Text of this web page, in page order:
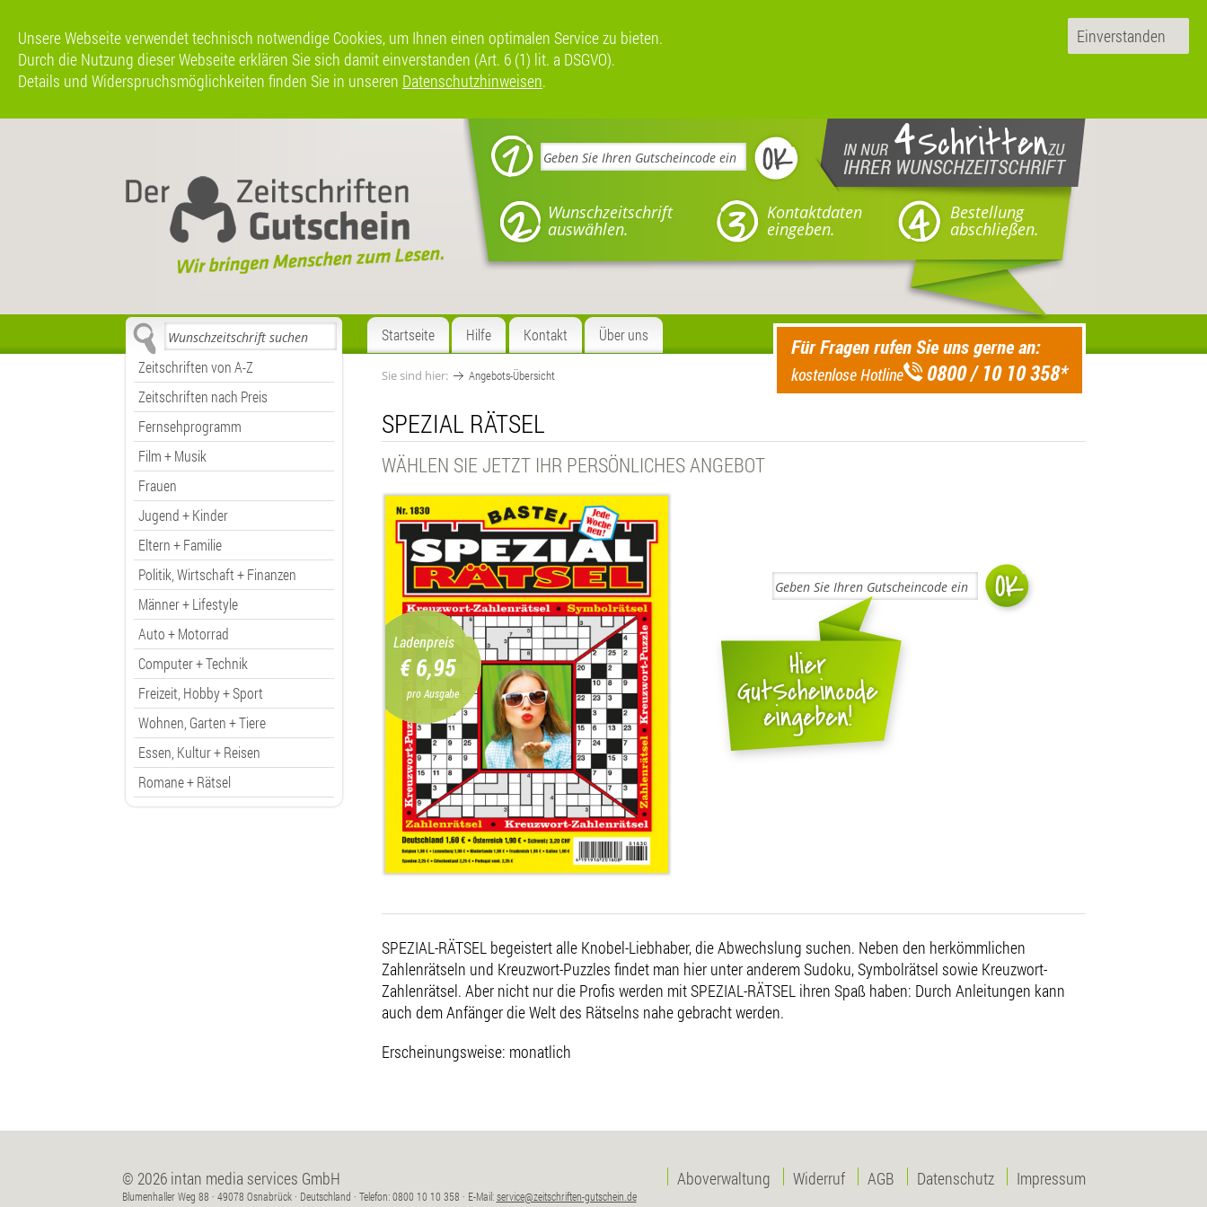
Unsere Webseite verwendet technisch notwendige Cookies, um Ihnen einen optimalen Service zu bieten.
Durch die Nutzung dieser Webseite erklären Sie sich damit einverstanden (Art. 6 (1) lit. a DSGVO).
Details und Widerspruchsmöglichkeiten finden Sie in unseren Datenschutzhinweisen.
Einverstanden
IN NUR 4SchrittenZU
IHRER WUNSCHZEITSCHRIFT
Wunschzeitschrift
auswählen.
Kontaktdaten
eingeben.
Bestellung
abschließen.
Für Fragen rufen Sie uns gerne an:
kostenlose Hotline 0800 / 10 10 358*
Zeitschriften von A-Z
Zeitschriften nach Preis
Fernsehprogramm
Film + Musik
Frauen
Jugend + Kinder
Eltern + Familie
Politik, Wirtschaft + Finanzen
Männer + Lifestyle
Auto + Motorrad
Computer + Technik
Freizeit, Hobby + Sport
Wohnen, Garten + Tiere
Essen, Kultur + Reisen
Romane + Rätsel
Startseite Hilfe Kontakt Über uns
Sie sind hier: Angebots-Übersicht
SPEZIAL RÄTSEL
WÄHLEN SIE JETZT IHR PERSÖNLICHES ANGEBOT
Ladenpreis
€ 6,95
pro Ausgabe
SPEZIAL-RÄTSEL begeistert alle Knobel-Liebhaber, die Abwechslung suchen. Neben den herkömmlichen
Zahlenrätseln und Kreuzwort-Puzzles findet man hier unter anderem Sudoku, Symbolrätsel sowie Kreuzwort-
Zahlenrätsel. Aber nicht nur die Profis werden mit SPEZIAL-RÄTSEL ihren Spaß haben: Durch Anleitungen kann
auch dem Anfänger die Welt des Rätselns nahe gebracht werden.
Erscheinungsweise: monatlich
© 2026 intan media services GmbH
Blumenhaller Weg 88 · 49078 Osnabrück · Deutschland · Telefon: 0800 10 10 358 · E-Mail:service@zeitschriften-gutschein.de
Aboverwaltung Widerruf AGB Datenschutz Impressum